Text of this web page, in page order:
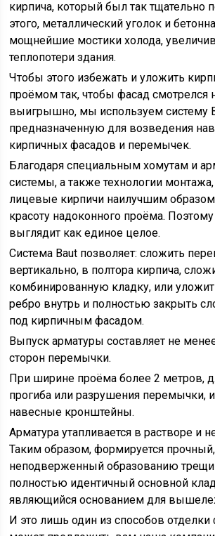
кирпича, который был так тщательно
этого, металлический уголок и
мощнейшие мостики холода,
теплопотери здания.
Чтобы этого избежать и уложить
проёмом так, чтобы фасад смотрелся
выигрышно, мы используем систему
предназначенную для возведения
кирпичных фасадов и перемычек.
Благодаря специальным хомутам и
системы, а также технологии
лицевые кирпичи наилучшим
красоту надоконного проёма.
выглядит как единое целое.
Система Baut позволяет: сложить
вертикально, в полтора кирпича,
комбинированную кладку, или
ребро внутрь и полностью закрыть
под кирпичным фасадом.
Выпуск арматуры составляет не
сторон перемычки.
При ширине проёма более 2 метров,
прогиба или разрушения перемычки,
навесные кронштейны.
Арматура утапливается в растворе и
Таким образом, формируется прочный,
неподверженный образованию
полностью идентичный основной
являющийся основанием для
И это лишь один из способов отделки